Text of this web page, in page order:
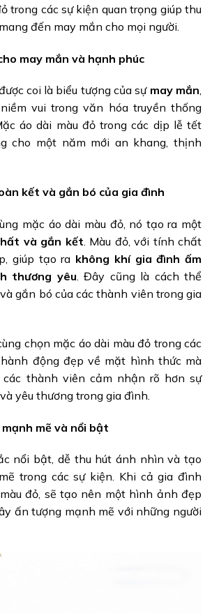
trong các sự kiện quan trọng giúp thu
đến may mắn cho mọi người.
may mắn và hạnh phúc
coi là biểu tượng của sự may mắn,
vui trong văn hóa truyền thống
áo dài màu đỏ trong các dịp lễ tết
cho một năm mới an khang, thịnh
kết và gắn bó của gia đình
mặc áo dài màu đỏ, nó tạo ra một
và gắn kết . Màu đỏ, với tính chất
giúp tạo ra không khí gia đình ấm
thương yêu . Đây cũng là cách thể
gắn bó của các thành viên trong gia
chọn mặc áo dài màu đỏ trong các
động đẹp về mặt hình thức mà
thành viên cảm nhận rõ hơn sự
yêu thương trong gia đình.
mẽ và nổi bật
nổi bật, dễ thu hút ánh nhìn và tạo
trong các sự kiện. Khi cả gia đình
đỏ, sẽ tạo nên một hình ảnh đẹp
ấn tượng mạnh mẽ với những người